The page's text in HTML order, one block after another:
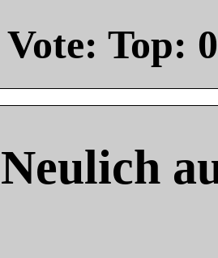
Vote: Top: 0
Neulich